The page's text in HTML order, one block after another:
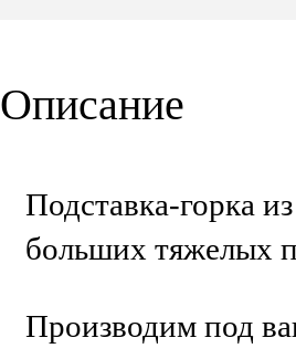
Описание
Подставка-горка
больших тяжелых
Производим под